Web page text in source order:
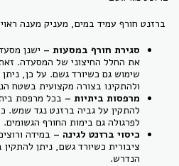
ברזנט חורף עמיד במים, מעניק מענה ראוי
סגירת חורף במסעות – ישנן
את החלל החיצוני של המסעדה.
שימוש גם כשיורד גשם. על כן,
ולהתקינו בצורה מקצועית בשטח
מרפסות ביתיות – בכל מרפסת
להתקין על גביה ברזנט נגד שמש.
לפרגולה גם בימות החורף הגשומים.
כיסוי ברזנט לגינה – במידה
ציבורית כשיורד גשם, ניתן
הנדרש.